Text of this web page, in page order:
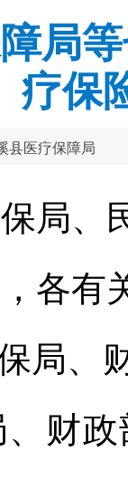
局
疗保
县医疗保障局
局、
各有
局、
、财